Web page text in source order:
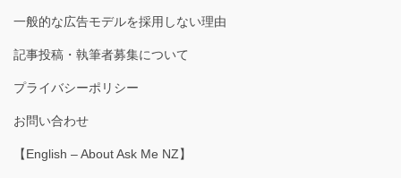
一般的な広告モデルを採用しない理由
記事投稿・執筆者募集について
プライバシーポリシー
お問い合わせ
【English – About Ask Me NZ】